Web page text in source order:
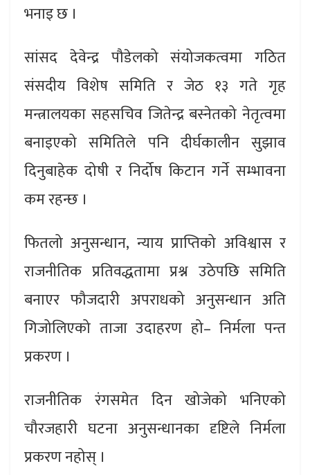
भनाइ छ ।
सांसद देवेन्द्र पौडेलको संयोजकत्वमा गठित
संसदीय विशेष समिति र जेठ १३ गते गृह
मन्त्रालयका सहसचिव जितेन्द्र बस्नेतको नेतृत्वमा
बनाइएको समितिले पनि दीर्घकालीन सुझाव
दिनुबाहेक दोषी र निर्दोष किटान गर्ने सम्भावना
कम रहन्छ ।
फितलो अनुसन्धान, न्याय प्राप्तिको अविश्वास र
राजनीतिक प्रतिवद्धतामा प्रश्न उठेपछि समिति
बनाएर फौजदारी अपराधको अनुसन्धान अति
गिजोलिएको ताजा उदाहरण हो– निर्मला पन्त
प्रकरण ।
राजनीतिक रंगसमेत दिन खोजेको भनिएको
चौरजहारी घटना अनुसन्धानका दृष्टिले निर्मला
प्रकरण नहोस् ।